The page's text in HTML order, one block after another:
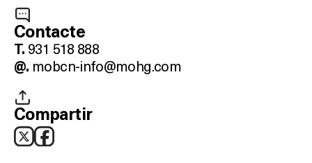
Contacte
T. 931 518 888
@. mobcn-info@mohg.com
Compartir